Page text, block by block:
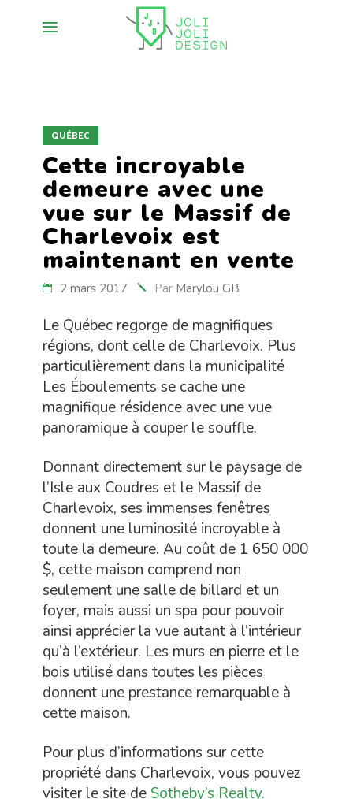
QUÉBEC
Cette incroyable
demeure avec une
vue sur le Massif de
Charlevoix est
maintenant en vente
2 mars 2017 Par Marylou GB
Le Québec regorge de magnifiques
régions, dont celle de Charlevoix. Plus
particulièrement dans la municipalité
Les Éboulements se cache une
magnifique résidence avec une vue
panoramique à couper le souffle.
Donnant directement sur le paysage de
l’Isle aux Coudres et le Massif de
Charlevoix, ses immenses fenêtres
donnent une luminosité incroyable à
toute la demeure. Au coût de 1 650 000
$, cette maison comprend non
seulement une salle de billard et un
foyer, mais aussi un spa pour pouvoir
ainsi apprécier la vue autant à l’intérieur
qu’à l’extérieur. Les murs en pierre et le
bois utilisé dans toutes les pièces
donnent une prestance remarquable à
cette maison.
Pour plus d’informations sur cette
propriété dans Charlevoix, vous pouvez
visiter le site deSotheby’s Realty.